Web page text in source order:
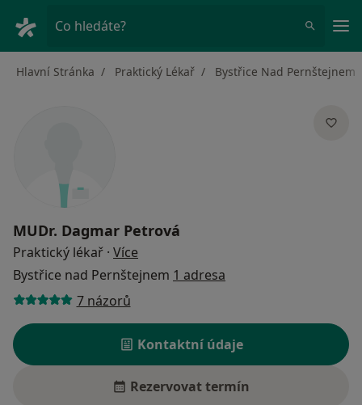
Co hledáte?
Hlavní Stránka Praktický Lékař Bystřice Nad Pernštejnem
MUDr. Dagmar Petrová
Praktický lékař · Více
Bystřice nad Pernštejnem 1 adresa
7 názorů
Kontaktní údaje
Rezervovat termín